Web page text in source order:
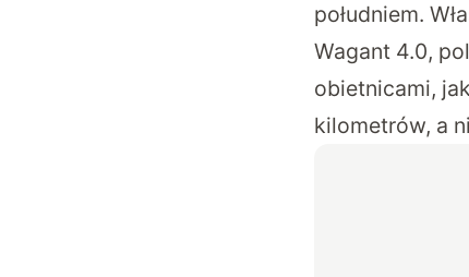
południem.
Wagant 4.0,
obietnicami,
kilometrów, a